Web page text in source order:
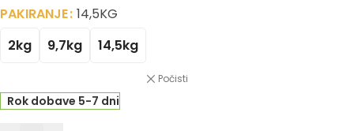
PAKIRANJE 14,5KG
2kg
9,7kg 14,5kg
Počisti
Rok dobave 5-7 dni